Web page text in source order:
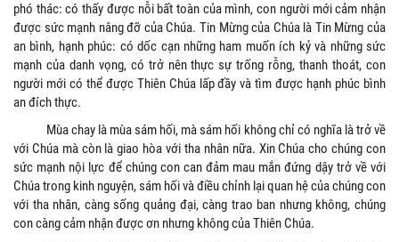
phó thác: có thấy được nỗi bất toàn của mình, con người mới cảm nhận
được sức mạnh nâng đỡ của Chúa. Tin Mừng của Chúa là Tin Mừng của
an bình, hạnh phúc: có dốc cạn những ham muốn ích kỷ và những sức
mạnh của danh vọng, có trở nên thực sự trống rỗng, thanh thoát, con
người mới có thể được Thiên Chúa lấp đầy và tìm được hạnh phúc bình
an đích thực.
Mùa chay là mùa sám hối, mà sám hối không chỉ có nghĩa là trở về
với Chúa mà còn là giao hòa với tha nhân nữa. Xin Chúa cho chúng con
sức mạnh nội lực để chúng con can đảm mau mắn đứng dậy trở về với
Chúa trong kinh nguyện, sám hối và điều chỉnh lại quan hệ của chúng con
với tha nhân, càng sống quảng đại, càng trao ban nhưng không, chúng
con càng cảm nhận được ơn nhưng không của Thiên Chúa.